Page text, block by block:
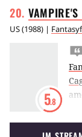
VAMPIRE'S
US(1988) |
5.8